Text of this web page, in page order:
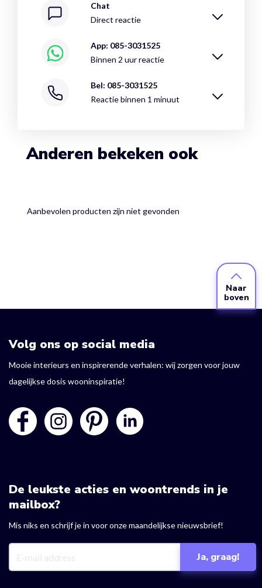
Chat
Direct reactie
App: 085-3031525
Binnen 2 uur reactie
Bel: 085-3031525
Reactie binnen 1 minuut
Anderen bekeken ook
Aanbevolen producten zijn niet gevonden
Naar
boven
Volg ons op social media
Mooie interieurs en inspirerende verhalen: wij zorgen voor jouw
dagelijkse dosis wooninspiratie!
De leukste acties en woontrends in je
mailbox?
Mis niks en schrijf je in voor onze maandelijkse nieuwsbrief!